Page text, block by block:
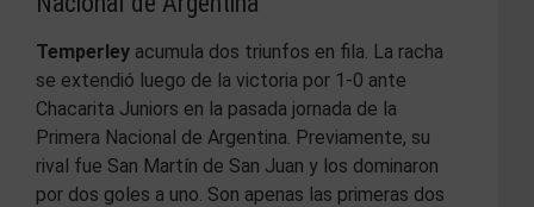
Temperley acumula dos triunfos en fila. La racha
se extendió luego de la victoria por 1-0 ante
Chacarita Juniors en la pasada jornada de la
Primera Nacional de Argentina. Previamente, su
rival fue San Martín de San Juan y los dominaron
por dos goles a uno. Son apenas las primeras dos